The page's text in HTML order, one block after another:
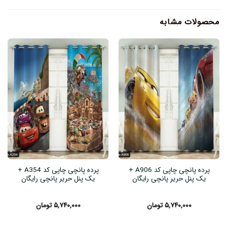
محصولات مشابه
پرده پانچی چاپی کد A906 +
یک پنل حریر پانچی رایگان
۵,۷۴۰,۰۰۰ تومان
پرده پانچی چاپی کد A354 +
یک پنل حریر پانچی رایگان
۵,۷۴۰,۰۰۰ تومان